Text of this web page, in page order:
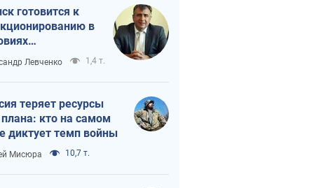
готовится к
в
кризиса
Левченко 1,4 т.
теряет ресурсы
кто на самом
диктует темп войны
Мисюра 10,7 т.